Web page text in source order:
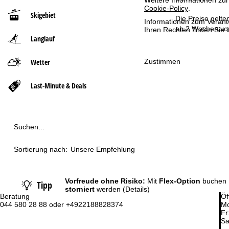
Cookie-Policy
Informationen zum
Ihren Rechten finden Sie
Zustimmen
Beratung
044 580 28 88 oder +4922188828374
Skigebiet
Langlauf
Wetter
Last-Minute & Deals
t
Die Preise
ab 2 Wochen
Suchen...
Sortierung nach: Unsere Empfehlung
Tipp Vorfreude ohne Risiko: Mit Flex-Option buchen
storniertwerden (Details)